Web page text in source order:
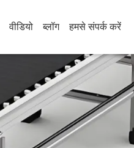
वीडियो ब्लॉग हमसे संपर्क करें